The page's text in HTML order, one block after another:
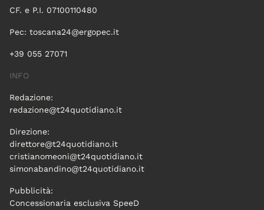
CF. e P.I. 07100110480
Pec: toscana24@ergopec.it
+39 055 27071
INFO
Redazione:
redazione@t24quotidiano.it
Direzione:
direttore@t24quotidiano.it
cristianomeoni@t24quotidiano.it
simonabandino@t24quotidiano.it
Pubblicità:
Concessionaria esclusiva SpeeD